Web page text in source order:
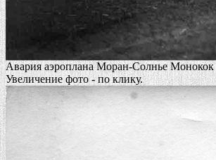
Авария аэроплана Моран-Солнье
Увеличение фото - по клику.